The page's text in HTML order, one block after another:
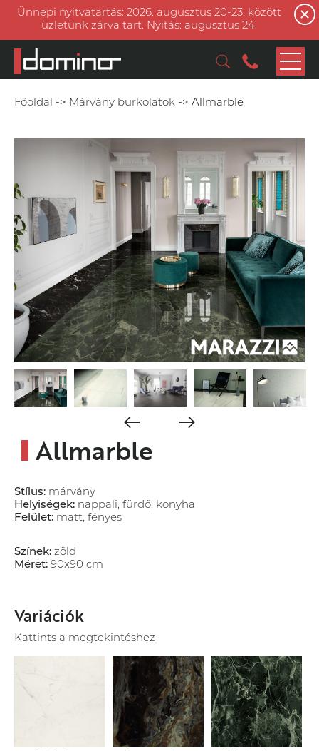
Ünnepi nyitvatartás: 2026. augusztus 20-23. között
üzletünk zárva tart. Nyitás: augusztus 24.
Főoldal -> Márvány burkolatok -> Allmarble
Allmarble
Stílus: márvány
Helyiségek: nappali, fürdő, konyha
Felület: matt, fényes
Színek: zöld
Méret: 90x90 cm
Array
Variációk
Kattints a megtekintéshez